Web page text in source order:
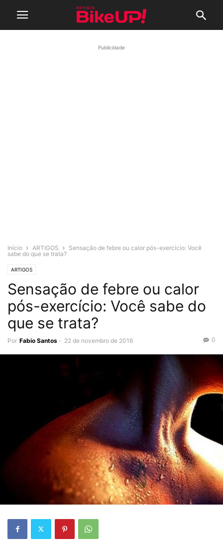
Publicidade
Início ARTIGOS
Sensação de febre ou calor pós-exercício: Você
sabe do que se trata?
ARTIGOS
Sensação de febre ou calor
pós-exercício: Você sabe do
que se trata?
Por Fabio Santos - 22 de novembro de 2016 0